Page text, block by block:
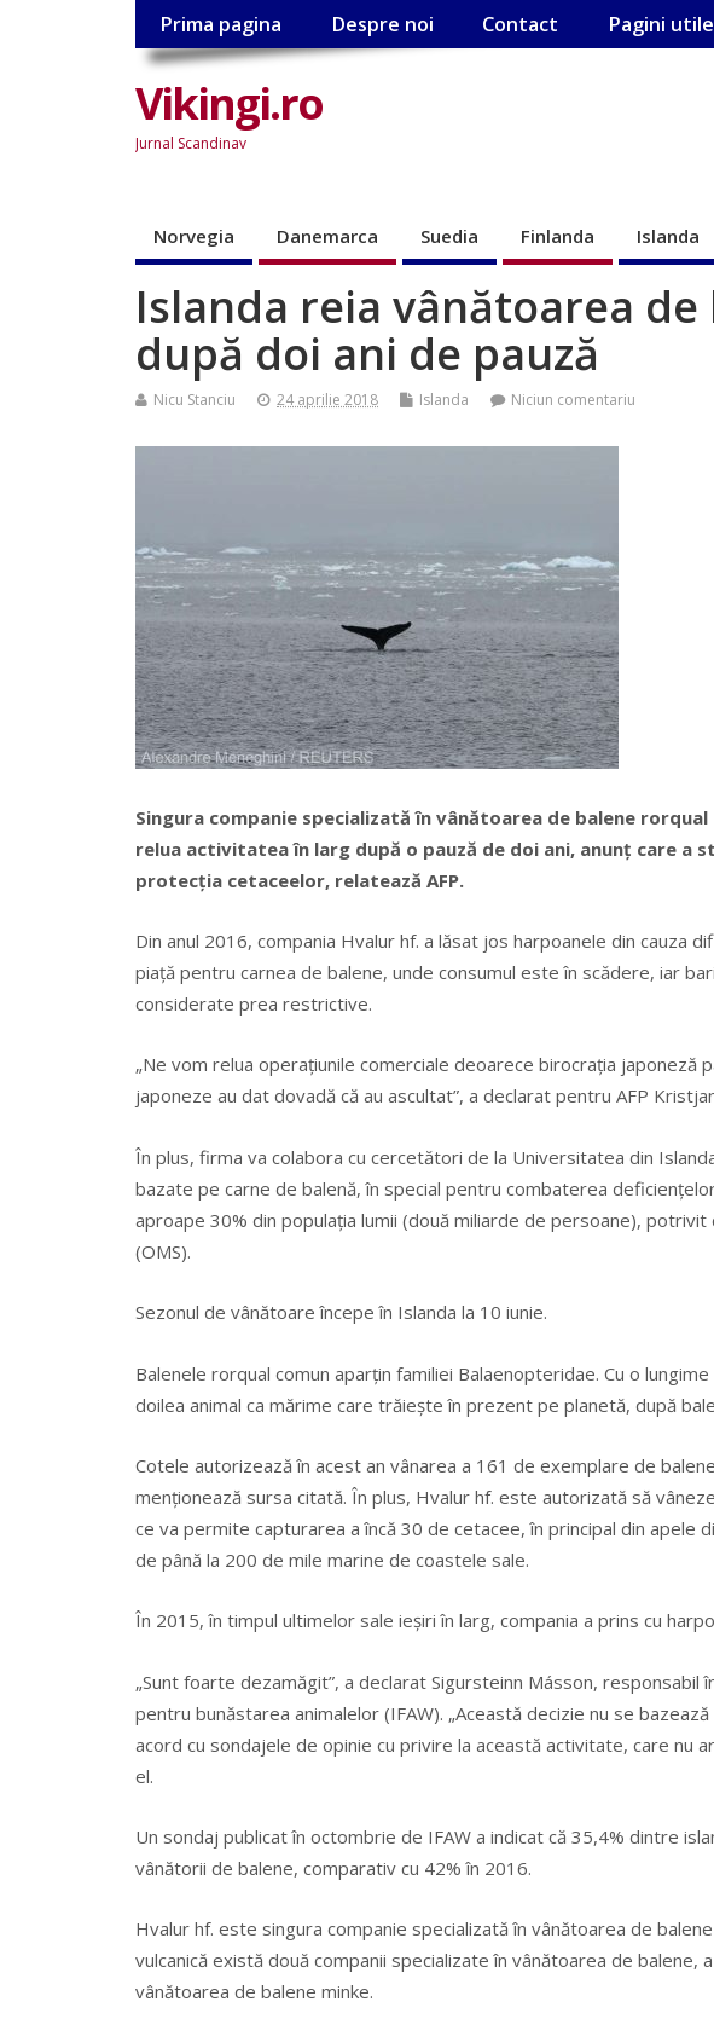
Prima pagina Despre noi Contact Pagini utile
Vikingi.ro
Jurnal Scandinav
Norvegia Danemarca Suedia Finlanda Islanda
Islanda reia vânătoarea
după doi ani de pauză
Nicu Stanciu 24 aprilie 2018 Islanda Niciun comentariu
Singura companie specializată în vânătoarea de balene
relua activitatea în larg după o pauză de doi ani, anunţ care
protecţia cetaceelor, relatează AFP.
Din anul 2016, compania Hvalur hf. a lăsat jos harpoanele din cauza
piaţă pentru carnea de balene, unde consumul este în scădere, iar
considerate prea restrictive.
„Ne vom relua operaţiunile comerciale deoarece birocraţia japoneză
japoneze au dat dovadă că au ascultat”, a declarat pentru AFP
În plus, firma va colabora cu cercetători de la Universitatea din
bazate pe carne de balenă, în special pentru combaterea
aproape 30% din populaţia lumii (două miliarde de persoane),
(OMS).
Sezonul de vânătoare începe în Islanda la 10 iunie.
Balenele rorqual comun aparţin familiei Balaenopteridae. Cu o
doilea animal ca mărime care trăieşte în prezent pe planetă, după
Cotele autorizează în acest an vânarea a 161 de exemplare de
menţionează sursa citată. În plus, Hvalur hf. este autorizată să
ce va permite capturarea a încă 30 de cetacee, în principal din apele
de până la 200 de mile marine de coastele sale.
În 2015, în timpul ultimelor sale ieşiri în larg, compania a prins cu
„Sunt foarte dezamăgit”, a declarat Sigursteinn Másson, responsabil
pentru bunăstarea animalelor (IFAW). „Această decizie nu se
acord cu sondajele de opinie cu privire la această activitate, care nu
el.
Un sondaj publicat în octombrie de IFAW a indicat că 35,4% dintre
vânătorii de balene, comparativ cu 42% în 2016.
Hvalur hf. este singura companie specializată în vânătoarea de
vulcanică există două companii specializate în vânătoarea de
vânătoarea de balene minke.